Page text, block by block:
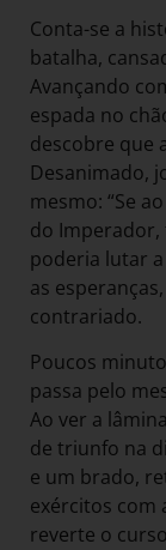
Conta-se a
batalha,
Avançando
espada no
descobre que
Desanimado,
mesmo: “Se
do Imperador,
poderia lutar
as
contrariado.
Poucos
passa pelo
Ao ver a
de triunfo na
e um brado,
exércitos com
reverte o